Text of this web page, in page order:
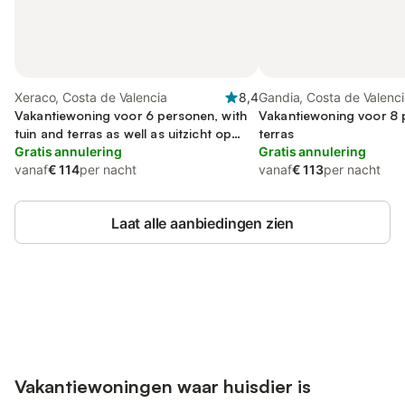
Xeraco, Costa de Valencia
8,4
Vakantiewoning voor 6 personen, with
tuin and terras as well as uitzicht op
zee, met huisdier
Gratis annulering
vanaf€ 114per nacht
Gandia, Costa de
Vakantiewoning voor 8
terras
Gratis annulering
vanaf€ 113per nacht
Laat alle aanbiedingen zien
Vakantiewoningen waar huisdier is